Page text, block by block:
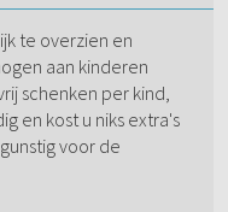
te overzien en
aan kinderen
schenken per kind,
en kost u niks extra's
voor de